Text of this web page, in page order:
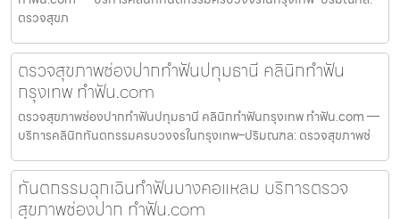
ตรวจสุขภ
ตรวจสุขภาพช่องปากทำฟันปทุมธานี คลินิกทำฟัน
กรุงเทพ ทำฟัน.com
ตรวจสุขภาพช่องปากทำฟันปทุมธานี คลินิกทำฟันกรุงเทพ ทำฟัน.com —
บริการคลินิกทันตกรรมครบวงจรในกรุงเทพ–ปริมณฑล: ตรวจสุขภาพช่
ทันตกรรมฉุกเฉินทำฟันบางคอแหลม บริการตรวจ
สุขภาพช่องปาก ทำฟัน.com